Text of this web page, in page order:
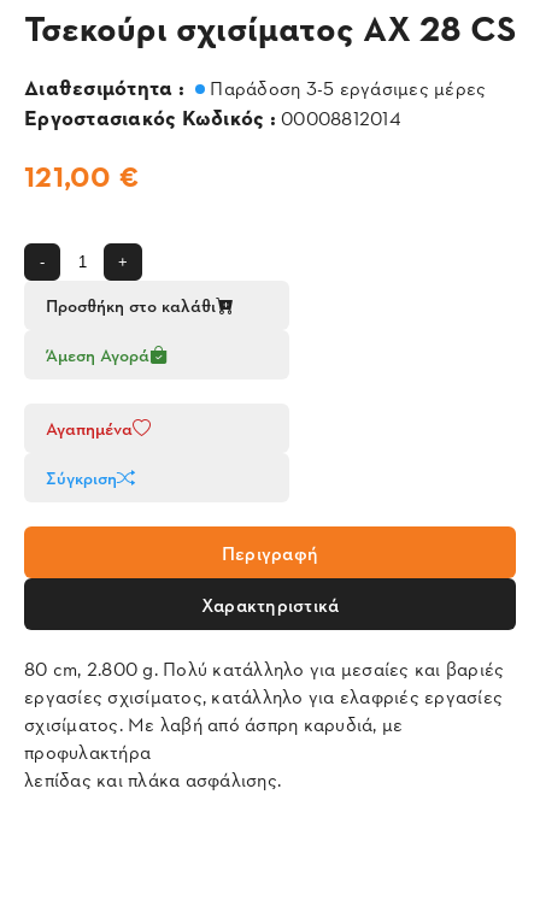
Τσεκούρι σχισίματος AX 28 CS
Διαθεσιμότητα : Παράδοση 3-5 εργάσιμες μέρες
Εργοστασιακός Κωδικός : 00008812014
121,00 €
- +
Προσθήκη στο καλάθι
Άμεση Αγορά
Αγαπημένα
Σύγκριση
Περιγραφή
Χαρακτηριστικά
80 cm, 2.800 g. Πολύ κατάλληλο για μεσαίες και βαριές
εργασίες σχισίματος, κατάλληλο για ελαφριές εργασίες
σχισίματος. Με λαβή από άσπρη καρυδιά, με
προφυλακτήρα
λεπίδας και πλάκα ασφάλισης.